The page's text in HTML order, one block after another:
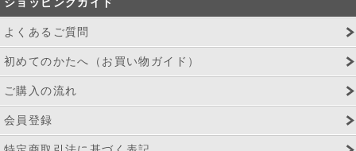
よくあるご質問
初めてのかたへ（お買い物ガイド）
ご購入の流れ
会員登録